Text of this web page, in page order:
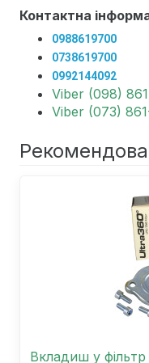
Контактна
0988619700
0738619700
0992144092
Viber (098)
Viber (073)
Вкладиш у фільтр